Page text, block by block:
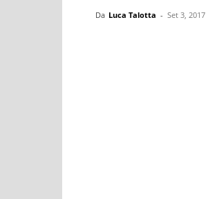
Da Luca Talotta - Set 3, 2017